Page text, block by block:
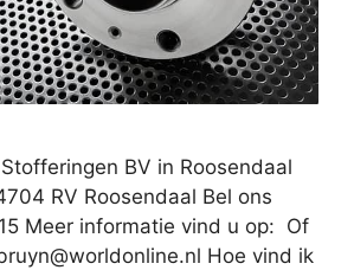
BV in Roosendaal
RV Roosendaal Bel ons
Meer informatie vind u op: Of
Hoe vind ik